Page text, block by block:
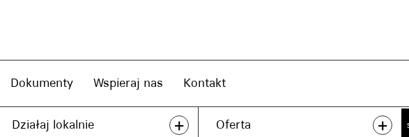
Dokumenty Wspieraj nas Kontakt
Działaj lokalnie + Oferta +